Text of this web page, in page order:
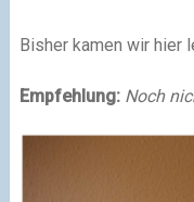
Bisher kamen wir hier
Empfehlung: Noch